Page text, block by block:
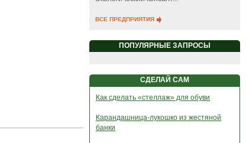
ВСЕ ПРЕДПРИЯТИЯ
ПОПУЛЯРНЫЕ ЗАПРОСЫ
СДЕЛАЙ САМ
Как сделать «стеллаж» для обуви
Карандашница-лукошко из жестяной
банки